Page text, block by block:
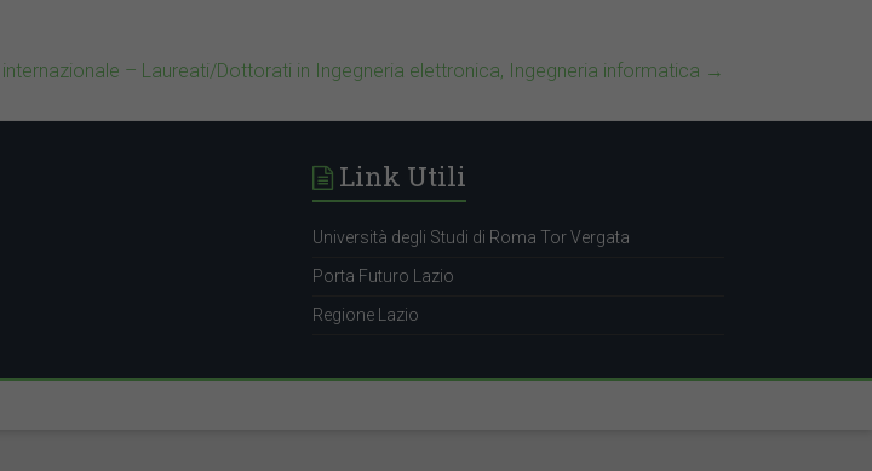
– Laureati/Dottorati in Ingegneria elettronica, Ingegneria informatica →
Link Utili
Università degli Studi di Roma Tor Vergata
Porta Futuro Lazio
Regione Lazio